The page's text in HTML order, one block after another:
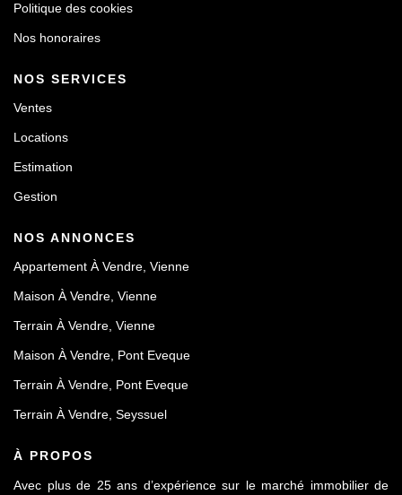
Politique des cookies
Nos honoraires
NOS SERVICES
Ventes
Locations
Estimation
Gestion
NOS ANNONCES
Appartement À Vendre, Vienne
Maison À Vendre, Vienne
Terrain À Vendre, Vienne
Maison À Vendre, Pont Eveque
Terrain À Vendre, Pont Eveque
Terrain À Vendre, Seyssuel
À PROPOS
Avec plus de 25 ans d’expérience sur le marché immobilier de